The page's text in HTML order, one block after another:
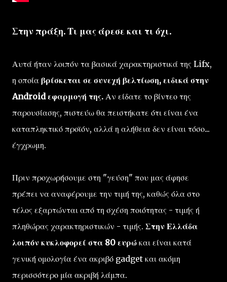
Στην πράξη. Τι μας άρεσε και τι όχι.
Αυτά ήταν λοιπόν τα βασικά χαρακτηριστικά της Lifx,
η οποία βρίσκεται σε συνεχή βελτίωση, ειδικά στην
Android εφαρμογή της. Αν είδατε το βίντεο της
παρουσίασης, πιστεύω θα πειστήκατε ότι είναι ένα
καταπληκτικό προϊόν, αλλά η αλήθεια δεν είναι τόσο...
έγχρωμη.
Πριν προχωρήσουμε στη "γεύση" που μας άφησε
πρέπει να αναφέρουμε την τιμή της, καθώς όλα στο
τέλος εξαρτώνται από τη σχέση ποιότητας - τιμής ή
πληθώρας χαρακτηριστικών - τιμής. Στην Ελλάδα
λοιπόν κυκλοφορεί στα 80 ευρώ και είναι κατά
γενική ομολογία ένα ακριβό gadget και ακόμη
περισσότερο μία ακριβή λάμπα.